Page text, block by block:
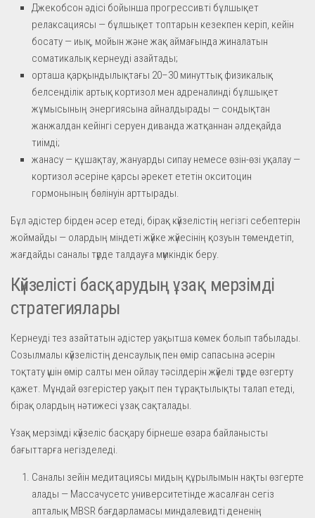
Джекобсон әдісі бойынша прогрессивті бұлшықет
релаксациясы — бұлшықет топтарын кезекпен керіп, кейін
босату — иық, мойын және жақ аймағында жиналатын
соматикалық кернеуді азайтады;
орташа қарқындылықтағы 20–30 минуттық физикалық
белсенділік артық кортизол мен адреналинді бұлшықет
жұмысының энергиясына айналдырады — сондықтан
жанжалдан кейінгі серуен диванда жатқаннан әлдеқайда
тиімді;
жанасу — құшақтау, жануарды сипау немесе өзін-өзі уқалау —
кортизол әсеріне қарсы әрекет ететін окситоцин
гормонының бөлінуін арттырады.
Бұл әдістер бірден әсер етеді, бірақ күйзелістің негізгі себептерін
жоймайды — олардың міндеті жүйке жүйесінің қозуын төмендетіп,
жағдайды саналы түрде талдауға мүмкіндік беру.
Күйзелісті басқарудың ұзақ мерзімді
стратегиялары
Кернеуді тез азайтатын әдістер уақытша көмек болып табылады.
Созылмалы күйзелістің денсаулық пен өмір сапасына әсерін
тоқтату үшін өмір салты мен ойлау тәсілдерін жүйелі түрде өзгерту
қажет. Мұндай өзгерістер уақыт пен тұрақтылықты талап етеді,
бірақ олардың нәтижесі ұзақ сақталады.
Ұзақ мерзімді күйзеліс басқару бірнеше өзара байланысты
бағыттарға негізделеді.
Саналы зейін медитациясы мидың құрылымын нақты өзгерте
алады — Массачусетс университетінде жасалған сегіз
апталық MBSR бағдарламасы миндалевидті дененің